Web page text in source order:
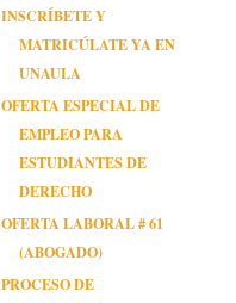
INSCRÍBETE Y
MATRICÚLATE YA EN
UNAULA
OFERTA ESPECIAL DE
EMPLEO PARA
ESTUDIANTES DE
DERECHO
OFERTA LABORAL # 61
(ABOGADO)
PROCESO DE